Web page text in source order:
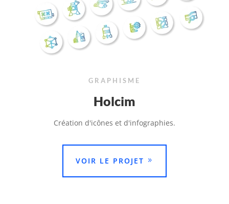
GRAPHISME
Holcim
Création d'icônes et d'infographies.
VOIR LE PROJET